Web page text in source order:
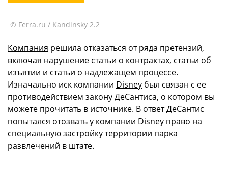
© Ferra.ru / Kandinsky 2.2
Компания решила отказаться от ряда претензий,
включая нарушение статьи о контрактах, статьи об
изъятии и статьи о надлежащем процессе.
Изначально иск компании Disney был связан с ее
противодействием закону ДеСантиса, о котором вы
можете прочитать в источнике. В ответ ДеСантис
попытался отозвать у компании Disney право на
специальную застройку территории парка
развлечений в штате.